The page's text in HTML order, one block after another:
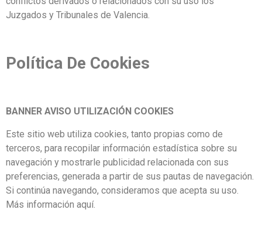
Juzgados y Tribunales de Valencia.
Política De Cookies
BANNER AVISO UTILIZACIÓN COOKIES
Este sitio web utiliza cookies, tanto propias como de
terceros, para recopilar información estadística sobre su
navegación y mostrarle publicidad relacionada con sus
preferencias, generada a partir de sus pautas de navegación.
Si continúa navegando, consideramos que acepta su uso.
Más información aquí.